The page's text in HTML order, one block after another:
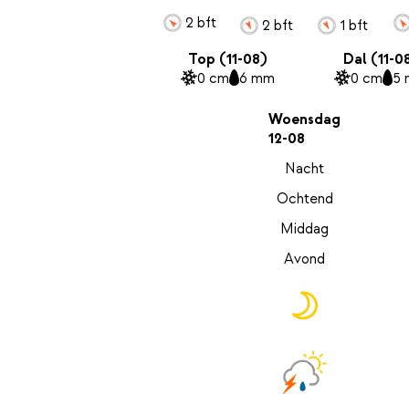
2 bft 2 bft
1 bft
Top (11-08)
0 cm 6 mm
Dal (11-
0 cm 5
Woensdag
12-08
Nacht
Ochtend
Middag
Avond